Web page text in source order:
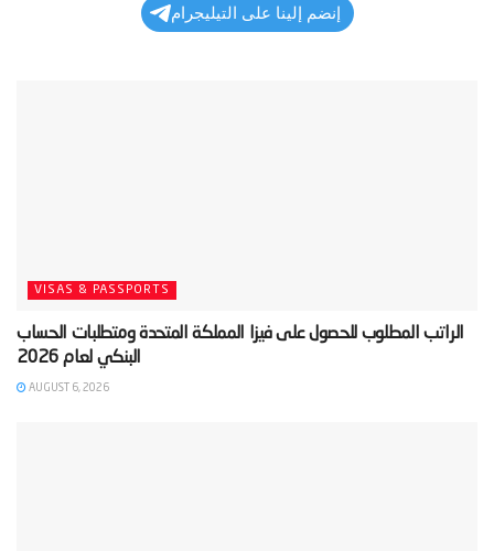
إنضم إلينا على التيليجرام
VISAS & PASSPORTS
‫الراتب المطلوب للحصول على فيزا المملكة المتحدة ومتطلبات الحساب
AUGUST 6, 2026